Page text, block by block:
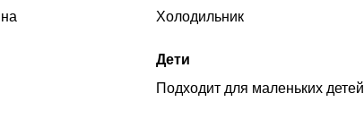
Холодильник
Дети
Подходит для маленьких детей